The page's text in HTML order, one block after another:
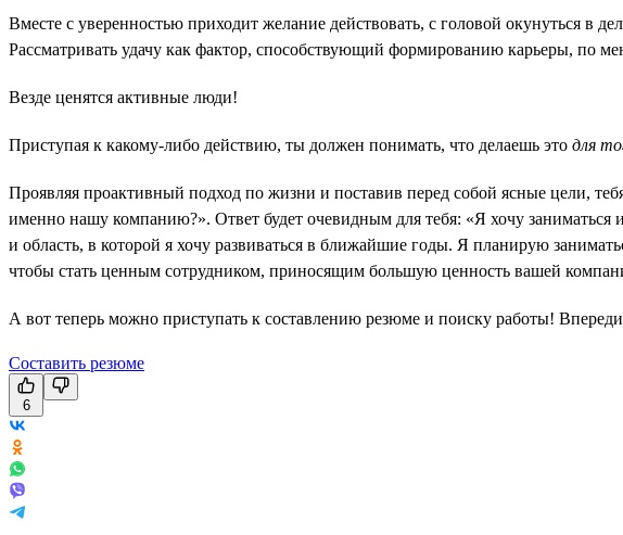
Вместе с уверенностью приходит желание действовать, с головой окунуться в
Рассматривать удачу как фактор, способствующий формированию карьеры, по
Везде ценятся активные люди!
Приступая к какому-либо действию, ты должен понимать, что делаешь это для
Проявляя проактивный подход по жизни и поставив перед собой ясные цели,
именно нашу компанию?». Ответ будет очевидным для тебя: «Я хочу
и область, в которой я хочу развиваться в ближайшие годы. Я планирую
чтобы стать ценным сотрудником, приносящим большую ценность вашей
А вот теперь можно приступать к составлению резюме и поиску работы!
Составить резюме
6